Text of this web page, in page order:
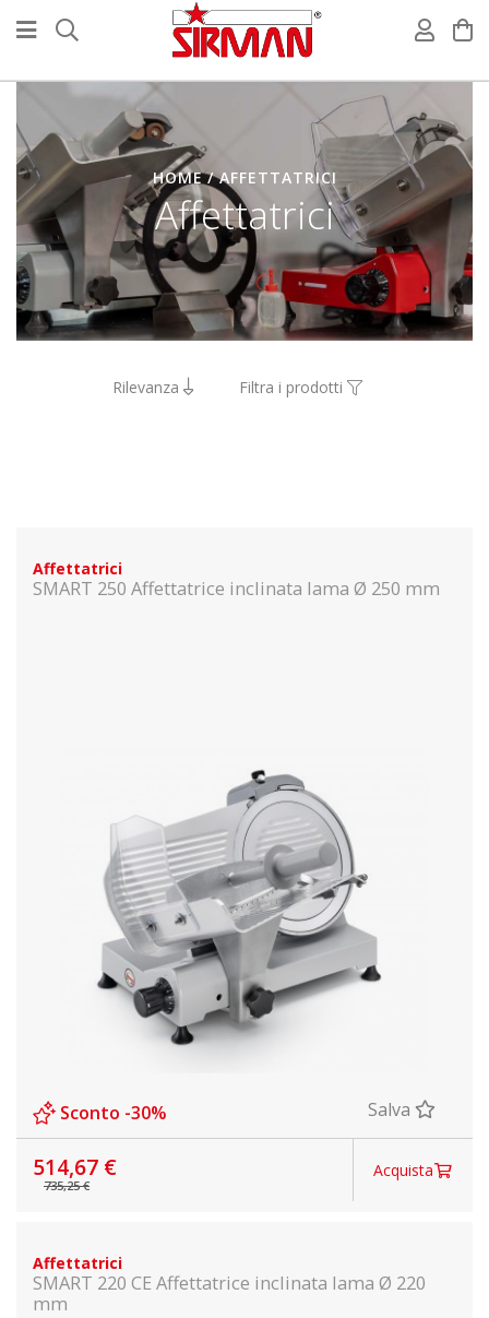
HOME AFFETTATRICI
Affettatrici
Rilevanza Filtra i prodotti
Affettatrici
SMART 250 Affettatrice inclinata lama Ø 250 mm
Sconto -30% Salva
514,67 €
735,25 €
Acquista
Affettatrici
SMART 220 CE Affettatrice inclinata lama Ø 220
mm